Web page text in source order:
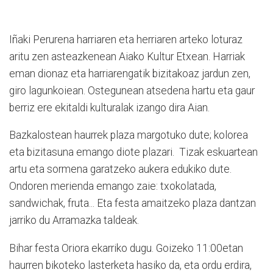
Iñaki Perurena harriaren eta herriaren arteko loturaz
aritu zen asteazkenean Aiako Kultur Etxean. Harriak
eman dionaz eta harriarengatik bizitakoaz jardun zen,
giro lagunkoiean. Ostegunean atsedena hartu eta gaur
berriz ere ekitaldi kulturalak izango dira Aian.
Bazkalostean haurrek plaza margotuko dute; kolorea
eta bizitasuna emango diote plazari. Tizak eskuartean
artu eta sormena garatzeko aukera edukiko dute.
Ondoren merienda emango zaie: txokolatada,
sandwichak, fruta... Eta festa amaitzeko plaza dantzan
jarriko du Arramazka taldeak.
Bihar festa Oriora ekarriko dugu. Goizeko 11:00etan
haurren bikoteko lasterketa hasiko da, eta ordu erdira,